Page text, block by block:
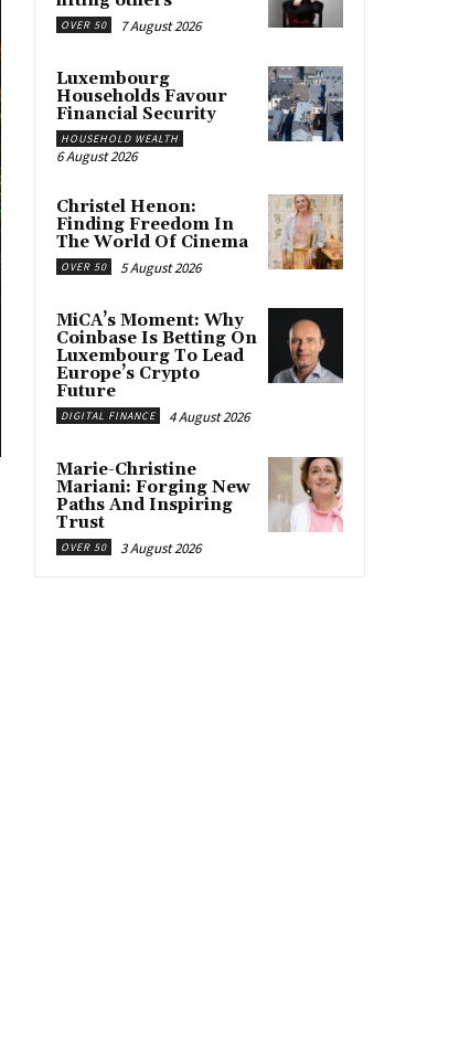
OVER 50 7 August 2026
Luxembourg
Households Favour
Financial Security
HOUSEHOLD WEALTH
6 August 2026
Christel Henon:
Finding Freedom In
The World Of Cinema
OVER 50 5 August 2026
MiCA’s Moment: Why
Coinbase Is Betting On
Luxembourg To Lead
Europe’s Crypto
Future
DIGITAL FINANCE 4 August 2026
Marie-Christine
Mariani: Forging New
Paths And Inspiring
Trust
OVER 50 3 August 2026